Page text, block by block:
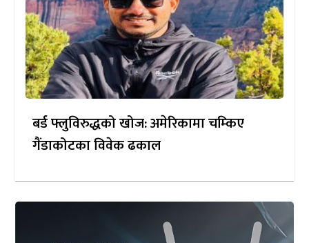
बर्ड फ्लुविरुद्धको खोज: अमेरिकामा चम्किए
गैंडाकोटका विवेक ढकाल